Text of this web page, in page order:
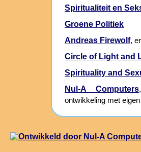
Spiritualiteit en
Groene Politiek
Andreas Firewolf,
Circle of Light and
Spirituality and
Nul-A Computers
ontwikkeling met